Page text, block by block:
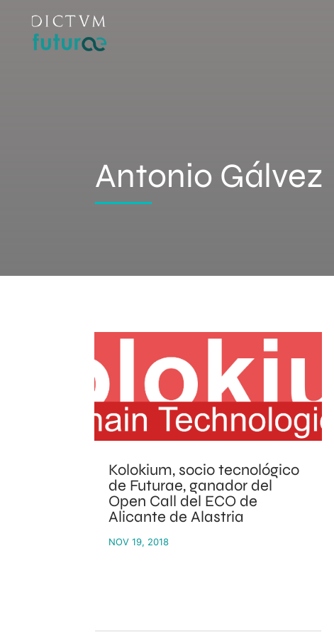
Antonio Gálvez
Kolokium, socio tecnológico
de Futurae, ganador del
Open Call del ECO de
Alicante de Alastria
NOV 19, 2018